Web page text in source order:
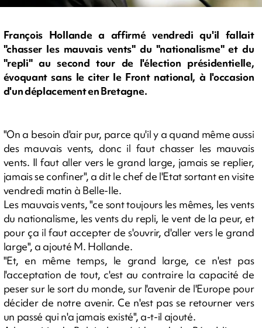
François Hollande a affirmé vendredi qu'il fallait
"chasser les mauvais vents" du "nationalisme" et du
"repli" au second tour de l'élection présidentielle,
évoquant sans le citer le Front national, à l'occasion
d'un déplacement en Bretagne.
"On a besoin d'air pur, parce qu'il y a quand même aussi
des mauvais vents, donc il faut chasser les mauvais
vents. Il faut aller vers le grand large, jamais se replier,
jamais se confiner", a dit le chef de l'Etat sortant en visite
vendredi matin à Belle-Ile.
Les mauvais vents, "ce sont toujours les mêmes, les vents
du nationalisme, les vents du repli, le vent de la peur, et
pour ça il faut accepter de s'ouvrir, d'aller vers le grand
large", a ajouté M. Hollande.
"Et, en même temps, le grand large, ce n'est pas
l'acceptation de tout, c'est au contraire la capacité de
peser sur le sort du monde, sur l'avenir de l'Europe pour
décider de notre avenir. Ce n'est pas se retourner vers
un passé qui n'a jamais existé", a-t-il ajouté.